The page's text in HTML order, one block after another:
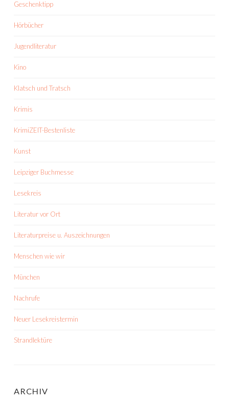
Geschenktipp
Hörbücher
Jugendliteratur
Kino
Klatsch und Tratsch
Krimis
KrimiZEIT-Bestenliste
Kunst
Leipziger Buchmesse
Lesekreis
Literatur vor Ort
Literaturpreise u. Auszeichnungen
Menschen wie wir
München
Nachrufe
Neuer Lesekreistermin
Strandlektüre
ARCHIV